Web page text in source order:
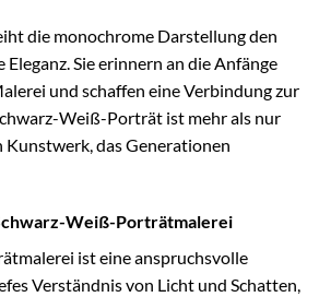
die monochrome Darstellung den
Sie erinnern an die Anfänge
und schaffen eine Verbindung zur
Weiß-Porträt ist mehr als nur
Kunstwerk, das Generationen
Weiß-Porträtmalerei
ist eine anspruchsvolle
Verständnis von Licht und Schatten,